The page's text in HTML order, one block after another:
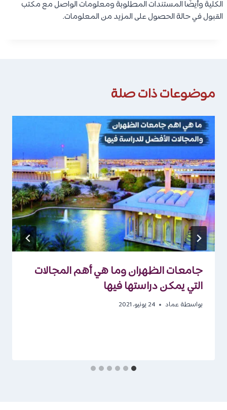
الكلية وأيضًا المستندات المطلوبة ومعلومات الواصل مع مكتب
القبول في حالة الحصول على المزيد من المعلومات.
موضوعات ذات صلة
جامعات الظهران وما هي أهم المجالات
التي يمكن دراستها فيها
بواسطة عماد 24 يونيو، 2021